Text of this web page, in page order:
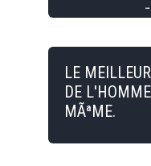
LE
DE
MÃªME.